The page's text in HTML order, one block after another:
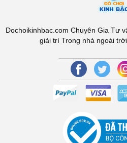
Dochoikinhbac.com Chuyên Gia Tư
giải trí Trong nhà ngoài